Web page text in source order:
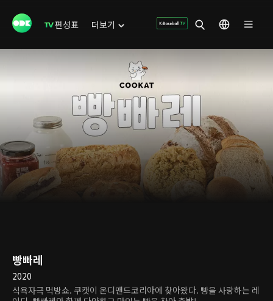
편성표 더보기
빵빠레
2020
식욕자극 먹방쇼. 쿠캣이 온디맨드코리아에 찾아왔다. 빵을 사랑하는 레